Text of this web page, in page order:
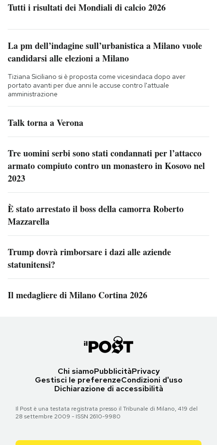
Tutti i risultati dei Mondiali di calcio 2026
La pm dell’indagine sull’urbanistica a Milano vuole
candidarsi alle elezioni a Milano
Tiziana Siciliano si è proposta come vicesindaca dopo aver
portato avanti per due anni le accuse contro l'attuale
amministrazione
Talk torna a Verona
Tre uomini serbi sono stati condannati per l’attacco
armato compiuto contro un monastero in Kosovo nel
2023
È stato arrestato il boss della camorra Roberto
Mazzarella
Trump dovrà rimborsare i dazi alle aziende
statunitensi?
Il medagliere di Milano Cortina 2026
Chi siamoPubblicitàPrivacy
Gestisci le preferenzeCondizioni d'uso
Dichiarazione di accessibilità
Il Post è una testata registrata presso il Tribunale di Milano, 419 del
28 settembre 2009 - ISSN 2610-9980